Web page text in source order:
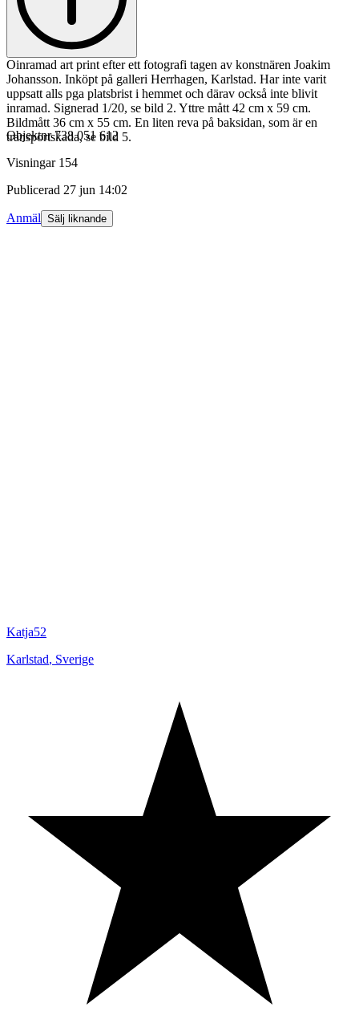
Oinramad art print efter ett fotografi tagen av konstnären Joakim
Johansson. Inköpt på galleri Herrhagen, Karlstad. Har inte varit
uppsatt alls pga platsbrist i hemmet och därav också inte blivit
inramad. Signerad 1/20, se bild 2. Yttre mått 42 cm x 59 cm.
Bildmått 36 cm x 55 cm. En liten reva på baksidan, som är en
transportskada, se bild 5.
Objektnr 738 051 612
Visningar 154
Publicerad 27 jun 14:02
Anmäl Sälj liknande
Katja52
Karlstad, Sverige